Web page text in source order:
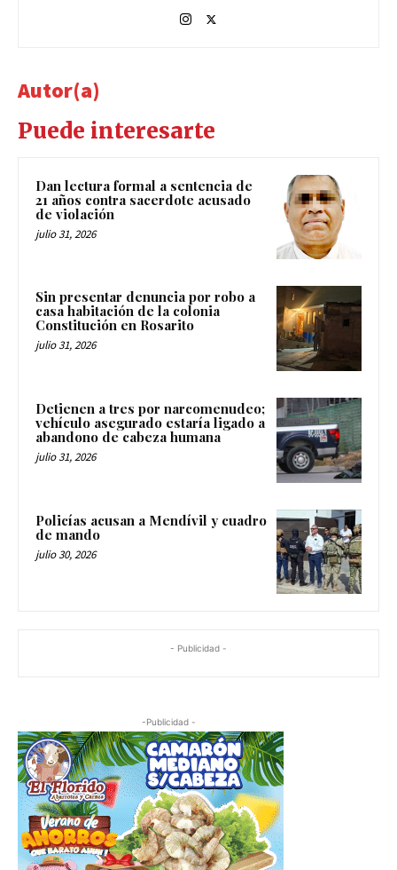
Autor(a)
Puede interesarte
Dan lectura formal a sentencia de
21 años contra sacerdote acusado
de violación
julio 31, 2026
Sin presentar denuncia por robo a
casa habitación de la colonia
Constitución en Rosarito
julio 31, 2026
Detienen a tres por narcomenudeo;
vehículo asegurado estaría ligado a
abandono de cabeza humana
julio 31, 2026
Policías acusan a Mendívil y cuadro
de mando
julio 30, 2026
- Publicidad -
-Publicidad -